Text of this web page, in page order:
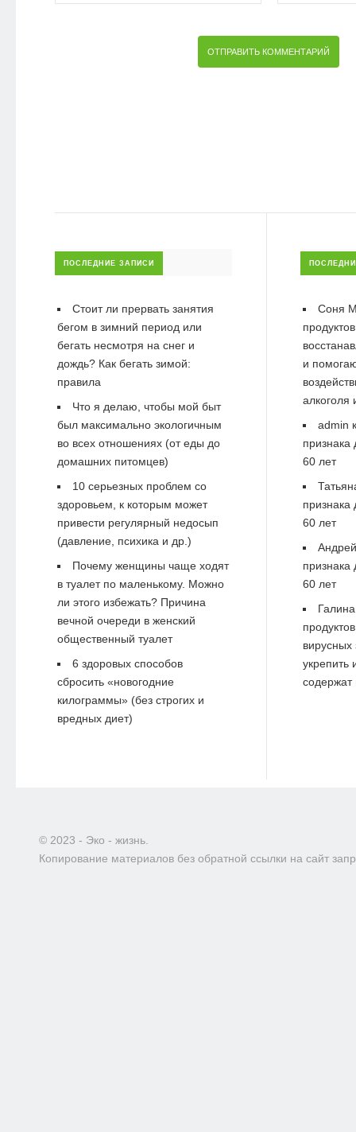
ПОСЛЕДНИЕ ЗАПИСИ
Стоит ли прервать занятия
бегом в зимний период или
бегать несмотря на снег и
дождь? Как бегать зимой:
правила
Что я делаю, чтобы мой быт
был максимально экологичным
во всех отношениях (от еды до
домашних питомцев)
10 серьезных проблем со
здоровьем, к которым может
привести регулярный недосып
(давление, психика и др.)
Почему женщины чаще ходят
в туалет по маленькому. Можно
ли этого избежать? Причина
вечной очереди в женский
общественный туалет
6 здоровых способов
сбросить «новогодние
килограммы» (без строгих и
вредных диет)
Соня
и
алкоголя
admin
60 лет
60 лет
Андрей
60 лет
Галина
вирусных
укрепить
содержат
© 2023 - Эко - жизнь.
Копирование материалов без обратной ссылки на сайт